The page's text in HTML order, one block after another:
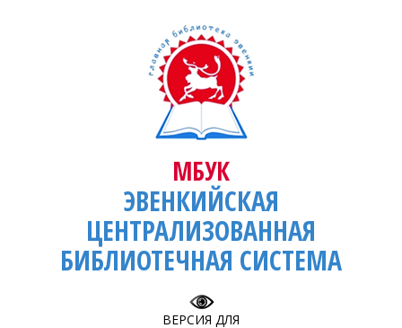
МБУК
ЭВЕНКИЙСКАЯ
ЦЕНТРАЛИЗОВАННАЯ
БИБЛИОТЕЧНАЯ СИСТЕМА
ВЕРСИЯ ДЛЯ